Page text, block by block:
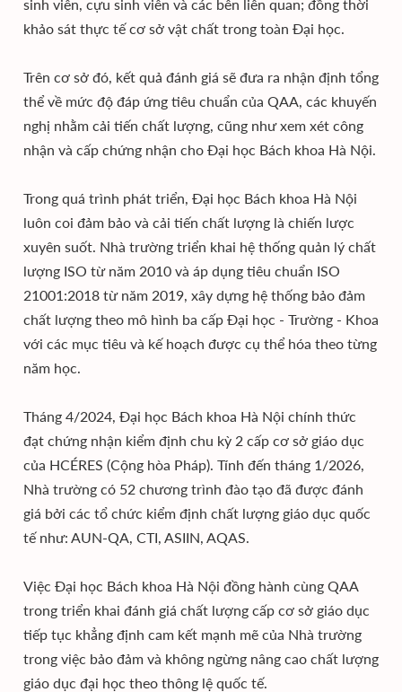
sinh viên, cựu sinh viên và các bên liên quan; đồng thời
khảo sát thực tế cơ sở vật chất trong toàn Đại học.
Trên cơ sở đó, kết quả đánh giá sẽ đưa ra nhận định tổng
thể về mức độ đáp ứng tiêu chuẩn của QAA, các khuyến
nghị nhằm cải tiến chất lượng, cũng như xem xét công
nhận và cấp chứng nhận cho Đại học Bách khoa Hà Nội.
Trong quá trình phát triển, Đại học Bách khoa Hà Nội
luôn coi đảm bảo và cải tiến chất lượng là chiến lược
xuyên suốt. Nhà trường triển khai hệ thống quản lý chất
lượng ISO từ năm 2010 và áp dụng tiêu chuẩn ISO
21001:2018 từ năm 2019, xây dựng hệ thống bảo đảm
chất lượng theo mô hình ba cấp Đại học - Trường - Khoa
với các mục tiêu và kế hoạch được cụ thể hóa theo từng
năm học.
Tháng 4/2024, Đại học Bách khoa Hà Nội chính thức
đạt chứng nhận kiểm định chu kỳ 2 cấp cơ sở giáo dục
của HCÉRES (Cộng hòa Pháp). Tính đến tháng 1/2026,
Nhà trường có 52 chương trình đào tạo đã được đánh
giá bởi các tổ chức kiểm định chất lượng giáo dục quốc
tế như: AUN-QA, CTI, ASIIN, AQAS.
Việc Đại học Bách khoa Hà Nội đồng hành cùng QAA
trong triển khai đánh giá chất lượng cấp cơ sở giáo dục
tiếp tục khẳng định cam kết mạnh mẽ của Nhà trường
trong việc bảo đảm và không ngừng nâng cao chất lượng
giáo dục đại học theo thông lệ quốc tế.